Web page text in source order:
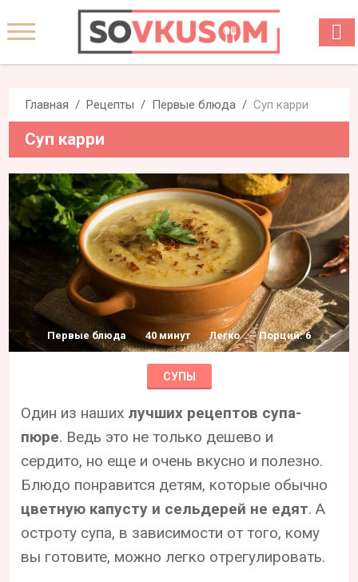
Главная Рецепты Первые блюда Суп карри
Суп карри
Первые блюда 40 минут Легко Порций: 6
СУПЫ
Один из наших лучших рецептов супа-
пюре. Ведь это не только дешево и
сердито, но еще и очень вкусно и полезно.
Блюдо понравится детям, которые обычно
цветную капусту и сельдерей не едят. А
остроту супа, в зависимости от того, кому
вы готовите, можно легко отрегулировать.